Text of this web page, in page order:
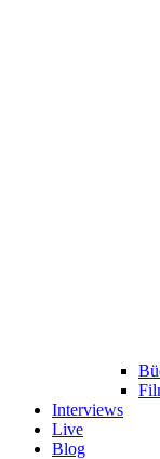
Interviews
Live
Blog